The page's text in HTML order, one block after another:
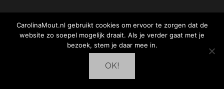
CarolinaMout.nl gebruikt cookies om ervoor te zorgen dat de
website zo soepel mogelijk draait. Als je verder gaat met je
bezoek, stem je daar mee in.
OK!